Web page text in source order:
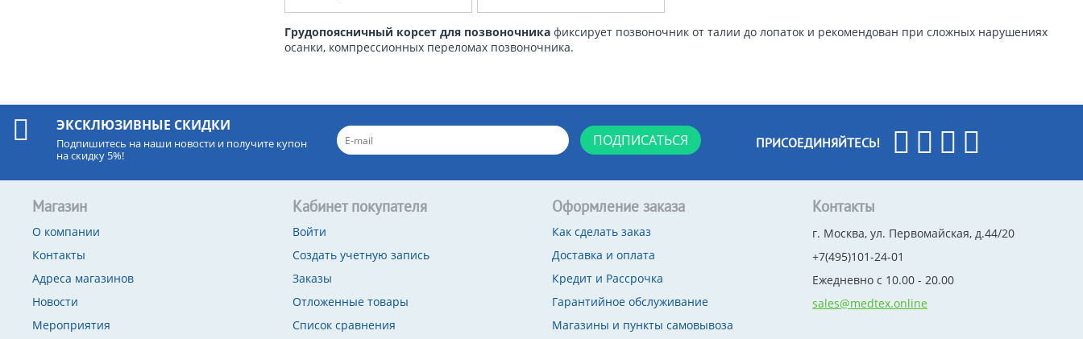
Грудопоясничный корсет для позвоночникафиксирует позвоночник от талии до лопаток и рекомендован при сложных нарушениях
осанки, компрессионных переломах позвоночника.
ЭКСКЛЮЗИВНЫЕ СКИДКИ
Подпишитесь на наши новости и получите купон
на скидку 5%!
ПОДПИСАТЬСЯ ПРИСОЕДИНЯЙТЕСЬ!
Магазин
О компании
Контакты
Адреса магазинов
Новости
Мероприятия
Кабинет покупателя
Войти
Создать учетную запись
Заказы
Отложенные товары
Список сравнения
Оформление заказа
Как сделать заказ
Доставка и оплата
Кредит и Рассрочка
Гарантийное обслуживание
Магазины и пункты самовывоза
Контакты
г. Москва, ул. Первомайская, д.44/20
+7(495)101-24-01
Ежедневно с 10.00 - 20.00
sales@medtex.online